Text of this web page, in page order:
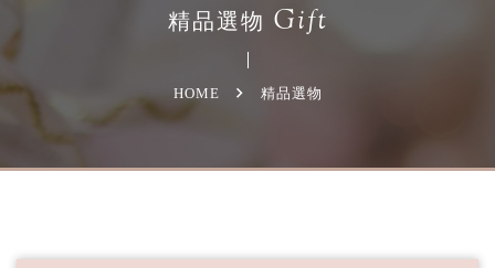
精品選物 Gift
HOME 精品選物